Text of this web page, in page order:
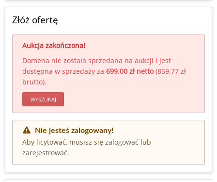
Złóż ofertę
Aukcja zakończona!
Domena nie została sprzedana na aukcji i jest
dostępna w sprzedaży za 699.00 zł netto(859.77 zł
brutto).
WYSZUKAJ
Nie jesteś zalogowany!
Aby licytować, musisz się zalogować lub
zarejestrować.